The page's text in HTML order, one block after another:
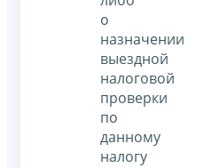
о
назначении
выездной
налоговой
проверки
по
данному
налогу